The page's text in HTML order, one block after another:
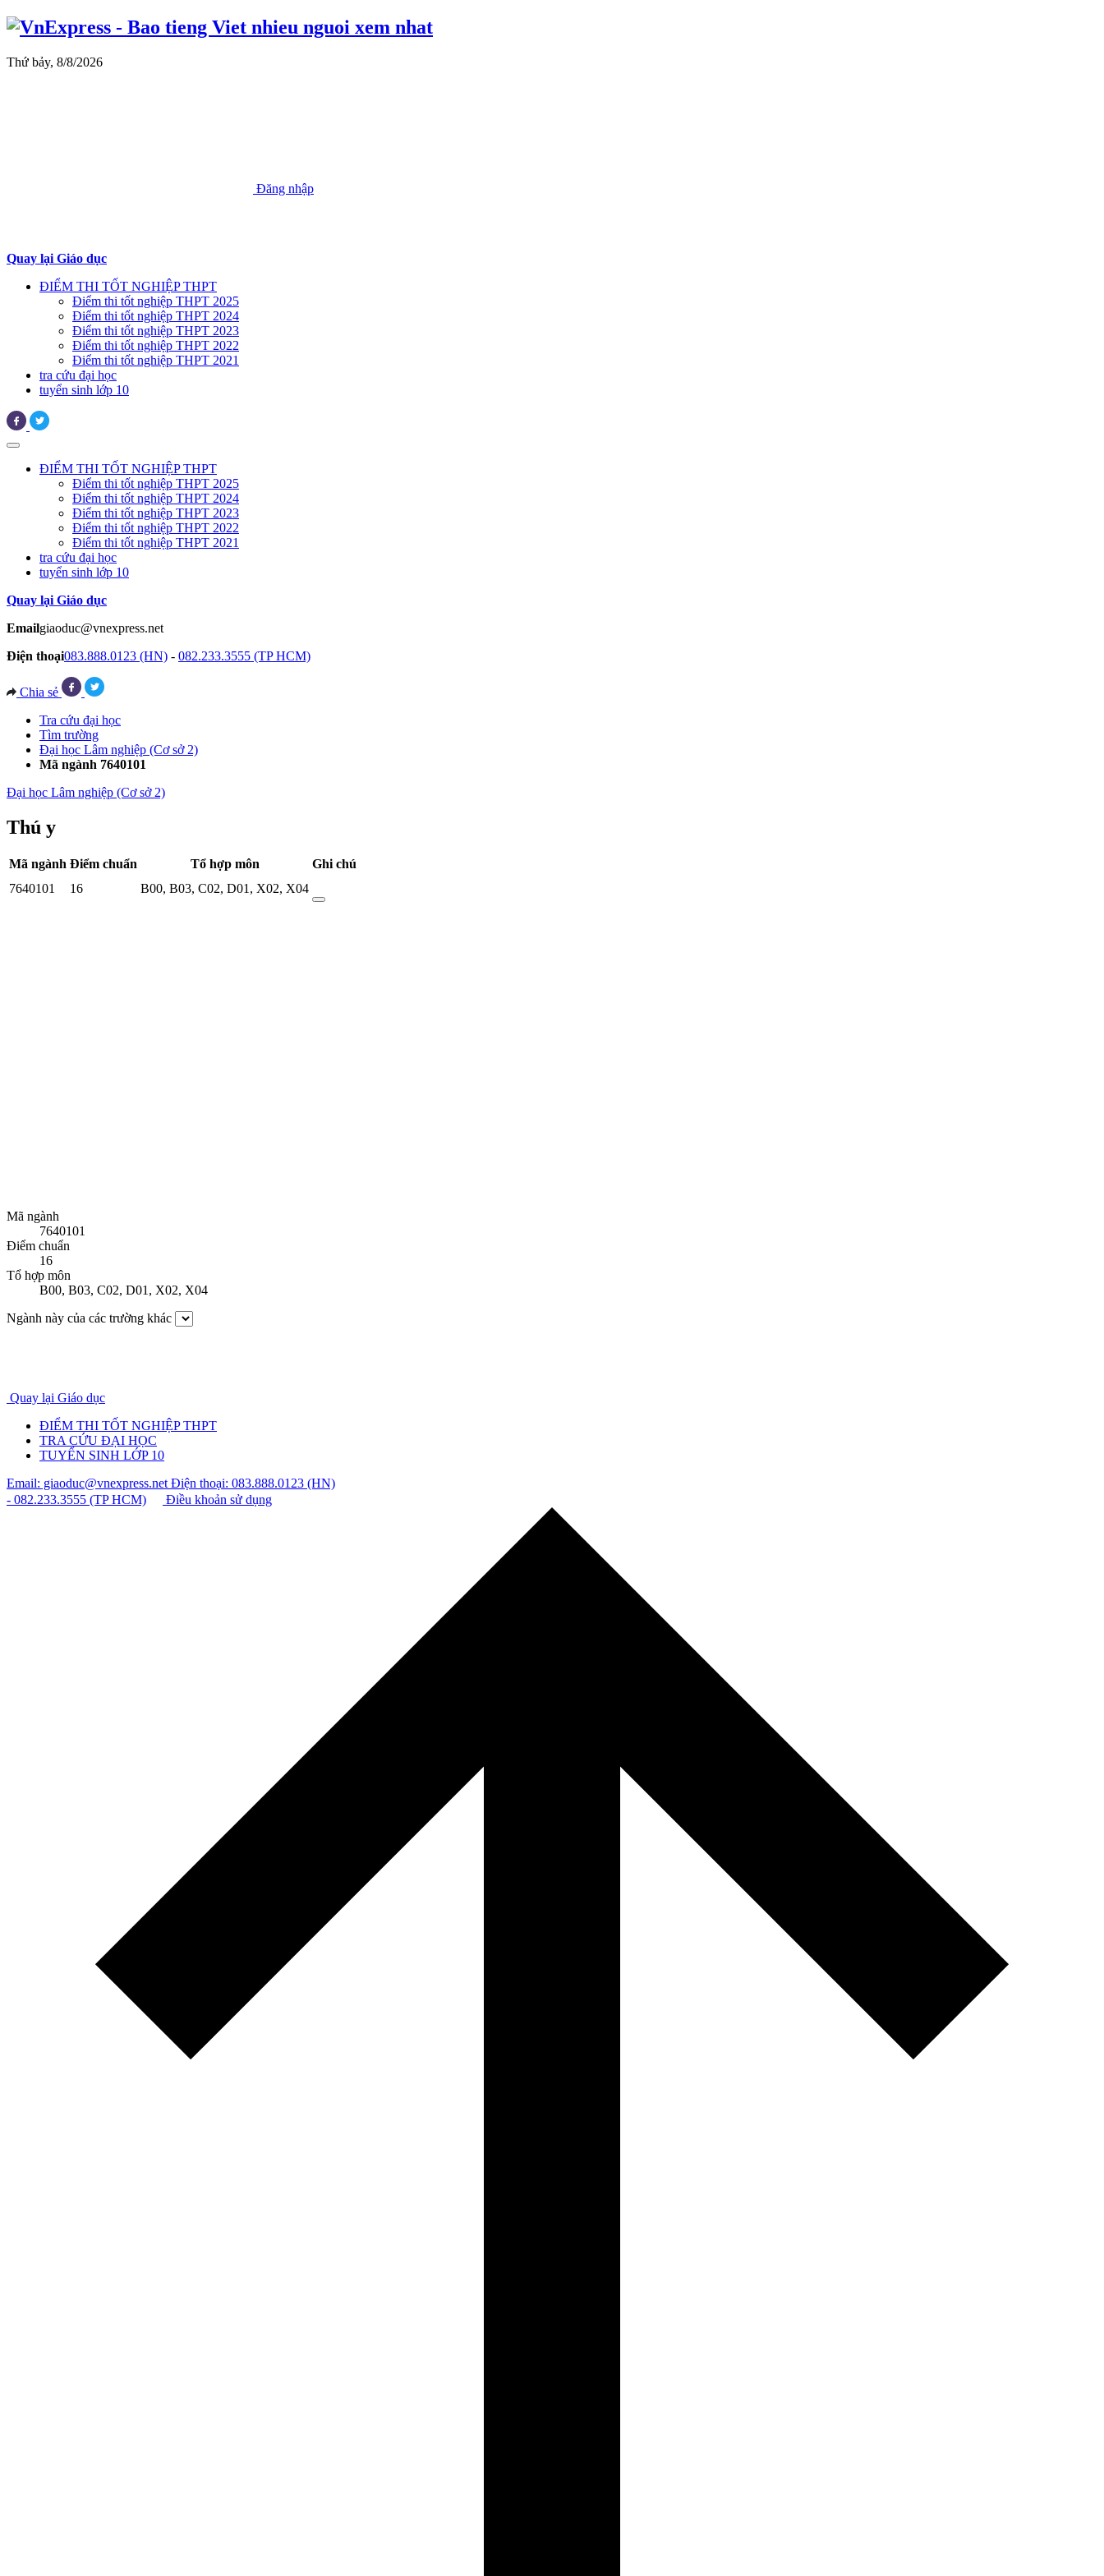
Thứ bảy, 8/8/2026
Đăng nhập
Quay lại Giáo dục
ĐIỂM THI TỐT NGHIỆP THPT
Điểm thi tốt nghiệp THPT 2025
Điểm thi tốt nghiệp THPT 2024
Điểm thi tốt nghiệp THPT 2023
Điểm thi tốt nghiệp THPT 2022
Điểm thi tốt nghiệp THPT 2021
tra cứu đại học
tuyển sinh lớp 10
ĐIỂM THI TỐT NGHIỆP THPT
Điểm thi tốt nghiệp THPT 2025
Điểm thi tốt nghiệp THPT 2024
Điểm thi tốt nghiệp THPT 2023
Điểm thi tốt nghiệp THPT 2022
Điểm thi tốt nghiệp THPT 2021
tra cứu đại học
tuyển sinh lớp 10
Quay lại Giáo dục
Emailgiaoduc@vnexpress.net
Điện thoại083.888.0123 (HN) - 082.233.3555 (TP HCM)
Chia sẻ
Tra cứu đại học
Tìm trường
Đại học Lâm nghiệp (Cơ sở 2)
Mã ngành 7640101
Đại học Lâm nghiệp (Cơ sở 2)
Thú y
Mã ngành Điểm chuẩn Tổ hợp môn
Ghi chú
7640101
16 B00, B03, C02, D01, X02, X04
Mã ngành
7640101
Điểm chuẩn
16
Tổ hợp môn
B00, B03, C02, D01, X02, X04
Ngành này của các trường khác
Quay lại Giáo dục
ĐIỂM THI TỐT NGHIỆP THPT
TRA CỨU ĐẠI HỌC
TUYỂN SINH LỚP 10
Email: giaoduc@vnexpress.netĐiện thoại: 083.888.0123 (HN)
- 082.233.3555 (TP HCM)
Điều khoản sử dụng